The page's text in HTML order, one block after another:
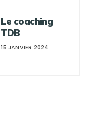
Le coaching
TDB
15 JANVIER 2024